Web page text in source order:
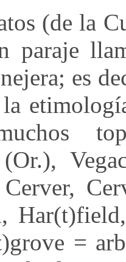
(de la
paraje
es
(Or.),
=